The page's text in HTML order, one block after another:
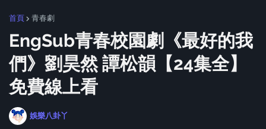
首頁 青春劇
EngSub青春校園劇《最好的我
們》劉昊然 譚松韻【24集全】
免費線上看
娛樂八卦丫